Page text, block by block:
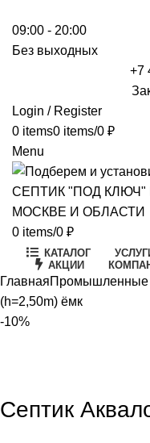
09:00 - 20:00
Без выходных
+7
Login / Register
0 items0 items/0 ₽
Menu
0 items/0 ₽
КАТАЛОГ
АКЦИИ
ГлавнаяПромышленные
(h=2,50m) ёмк
-10%
Септик